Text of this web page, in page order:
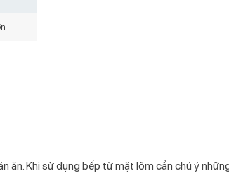
ăn. Khi sử dụng bếp từ mặt lõm cần chú ý